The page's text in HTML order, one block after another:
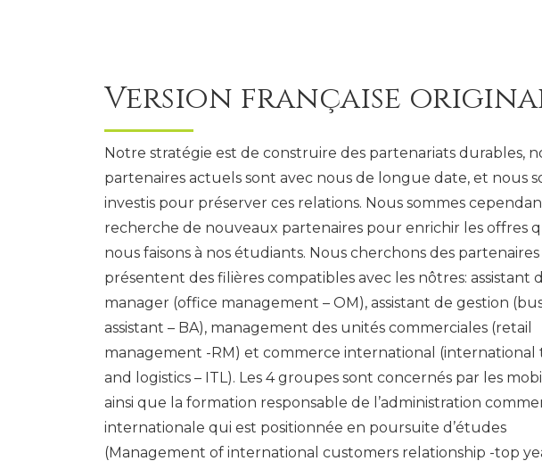
Version française
Notre stratégie est de construire des partenariats durables,
partenaires actuels sont avec nous de longue date, et nous
investis pour préserver ces relations. Nous sommes
recherche de nouveaux partenaires pour enrichir les offres
nous faisons à nos étudiants. Nous cherchons des
présentent des filières compatibles avec les nôtres: assistant
manager (office management – OM), assistant de gestion
assistant – BA), management des unités commerciales (retail
management -RM) et commerce international (international
and logistics – ITL). Les 4 groupes sont concernés par les
ainsi que la formation responsable de l’administration
internationale qui est positionnée en poursuite d’études
(Management of international customers relationship -top